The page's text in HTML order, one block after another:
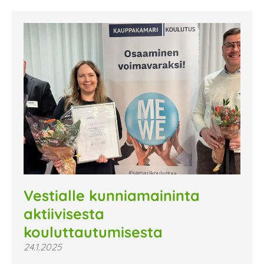
Vestialle kunniamaininta
aktiivisesta
kouluttautumisesta
24.1.2025